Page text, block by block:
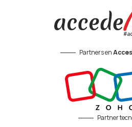
Partners en
Partner